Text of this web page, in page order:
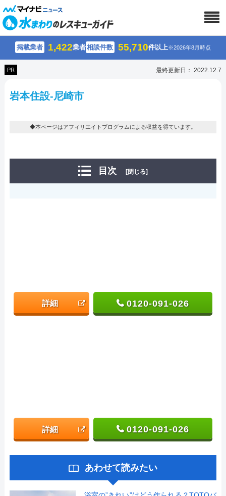
掲載業者 1,422業者相談件数 55,710件以上※2026年8月時点
PR 最終更新日： 2022.12.7
岩本住設-尼崎市
◆本ページはアフィリエイトプログラムによる収益を得ています。
目次 [閉じる]
詳細 0120-091-026
詳細 0120-091-026
あわせて読みたい